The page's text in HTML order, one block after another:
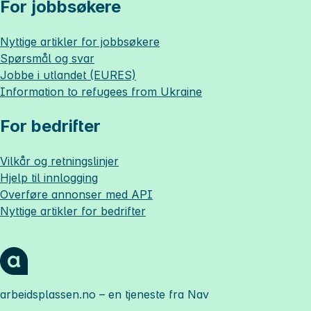
For jobbsøkere
Nyttige artikler for jobbsøkere
Spørsmål og svar
Jobbe i utlandet (EURES)
Information to refugees from Ukraine
For bedrifter
Vilkår og retningslinjer
Hjelp til innlogging
Overføre annonser med API
Nyttige artikler for bedrifter
arbeidsplassen.no – en tjeneste fra Nav